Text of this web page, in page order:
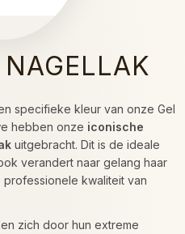
specifieke kleur van onze Gel
hebben onze iconische
uitgebracht. Dit is de ideale
verandert naar gelang haar
professionele kwaliteit van
zich door hun extreme